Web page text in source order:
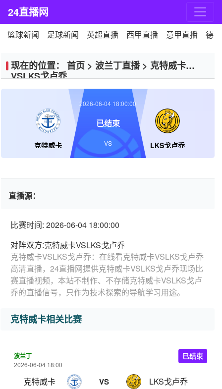
24直播网
篮球新闻 足球新闻 英超直播 西甲直播 意甲直播 德
现在的位置： 首页 > 波兰丁直播> 克特威卡
VSLKS戈卢乔
克特威卡 LKS戈卢乔
2026-06-04 18:00:00
已结束
VS
直播源：
比赛时间: 2026-06-04 18:00:00
对阵双方:克特威卡VSLKS戈卢乔
克特威卡VSLKS戈卢乔：在线看克特威卡VSLKS戈卢乔
高清直播，24直播网提供克特威卡VSLKS戈卢乔现场比
赛直播视频，本站不制作、不存储克特威卡VSLKS戈卢
乔的直播信号，只作为技术探索的导航学习用途。
克特威卡相关比赛
波兰丁
2026-06-04 18:00
克特威卡 VS LKS戈卢乔
已结束